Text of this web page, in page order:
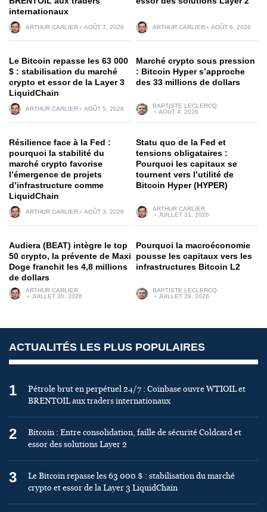
internationaux
ARTHUR CARLIER AOÛT 7, 2026 ARTHUR CARLIER AOÛT 6, 2026
Le Bitcoin repasse les 63 000
$ : stabilisation du marché
crypto et essor de la Layer 3
LiquidChain
ARTHUR CARLIER AOÛT 5, 2026
Marché crypto sous pression
: Bitcoin Hyper s’approche
des 33 millions de dollars
BAPTISTE LECLERCQ
AOÛT 4, 2026
Résilience face à la Fed :
pourquoi la stabilité du
marché crypto favorise
l’émergence de projets
d’infrastructure comme
LiquidChain
ARTHUR CARLIER AOÛT 3, 2026
Statu quo de la Fed et
tensions obligataires :
Pourquoi les capitaux se
tournent vers l’utilité de
Bitcoin Hyper (HYPER)
ARTHUR CARLIER
JUILLET 31, 2026
Audiera (BEAT) intègre le top
50 crypto, la prévente de Maxi
Doge franchit les 4,8 millions
de dollars
ARTHUR CARLIER
JUILLET 30, 2026
Pourquoi la macroéconomie
pousse les capitaux vers les
infrastructures Bitcoin L2
BAPTISTE LECLERCQ
JUILLET 29, 2026
ACTUALITÉS LES PLUS POPULAIRES
1
Pétrole brut en perpétuel 24/7 : Coinbase ouvre WTIOIL et
BRENTOIL aux traders internationaux
2
Bitcoin : Entre consolidation, faille de sécurité Coldcard et
essor des solutions Layer 2
3
Le Bitcoin repasse les 63 000 $ : stabilisation du marché
crypto et essor de la Layer 3 LiquidChain